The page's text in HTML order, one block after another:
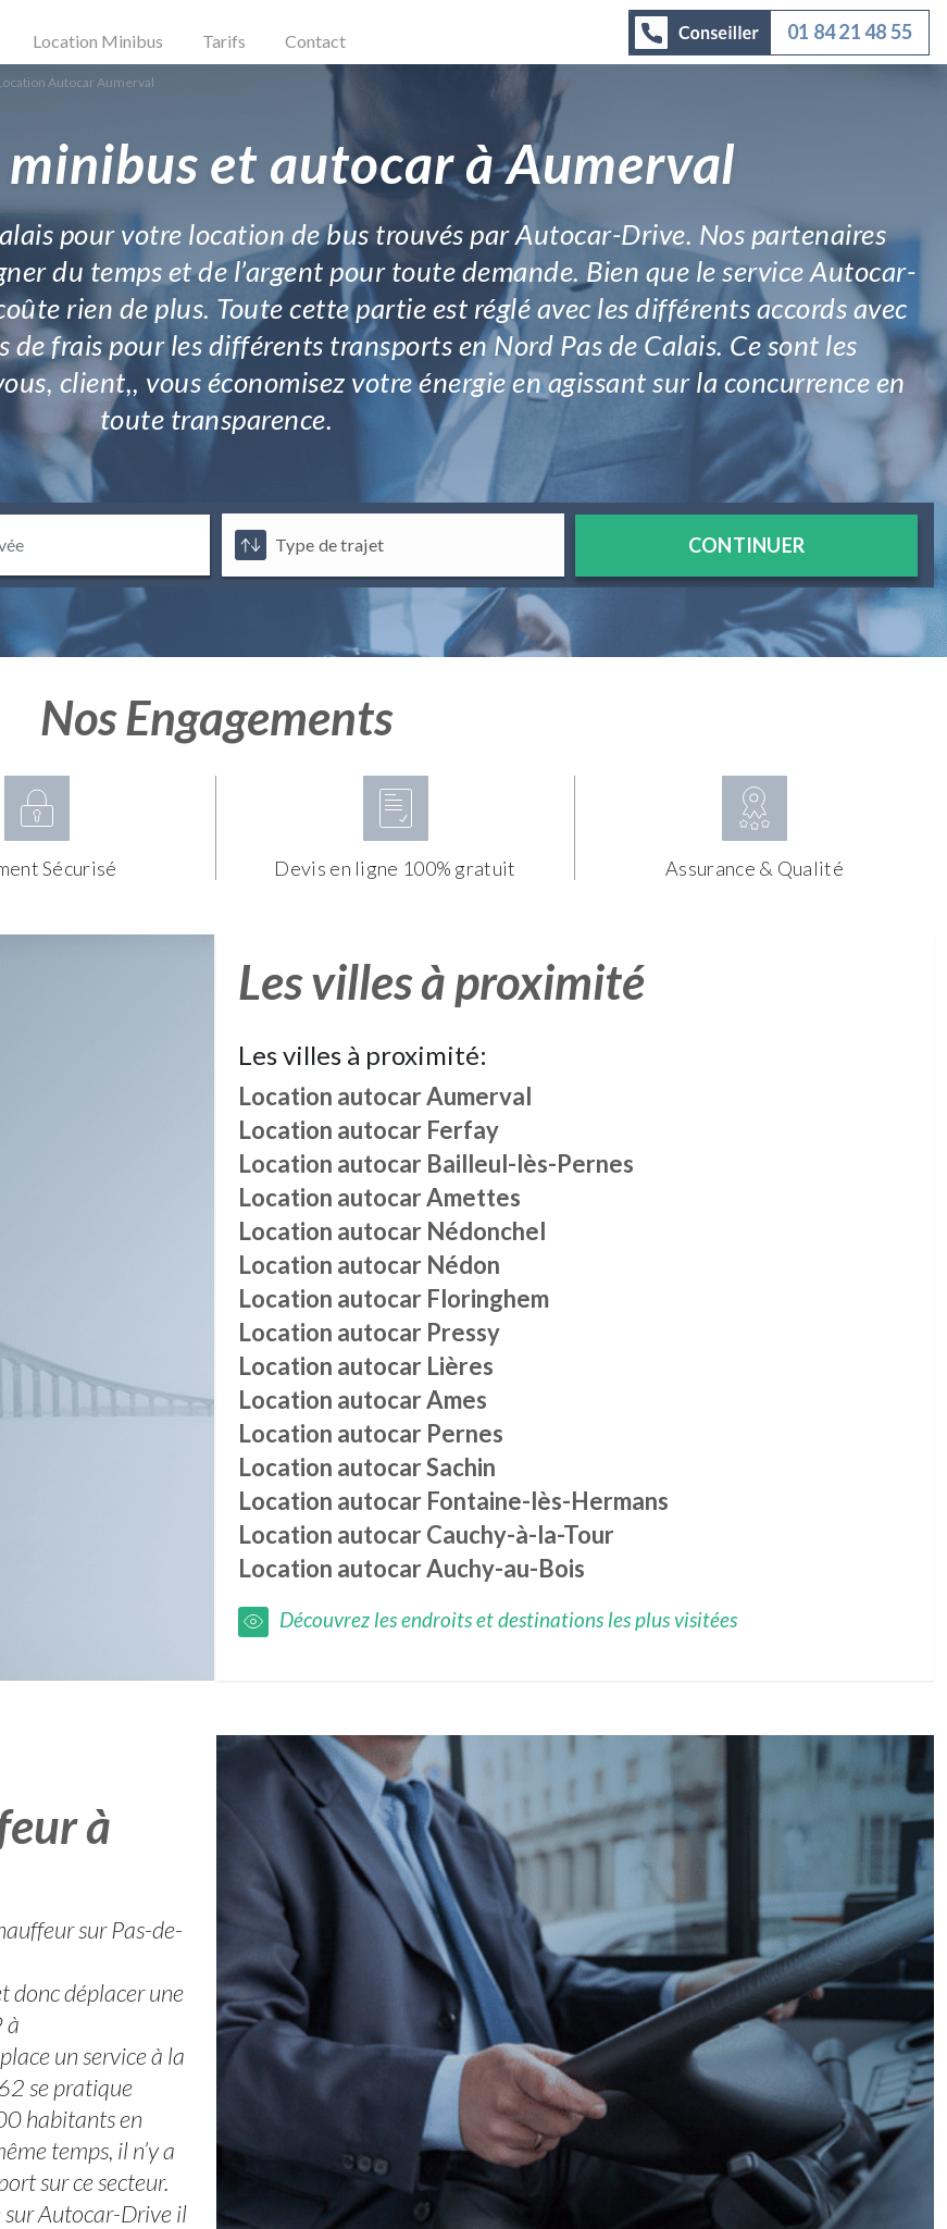
Location Minibus Tarifs Contact 01 84 21 48 55
Autocar Aumerval
et autocar à Aumerval
pour votre location de bus trouvés par Autocar-Drive. Nos partenaires
du temps et de l’argent pour toute demande. Bien que le service Autocar-
rien de plus. Toute cette partie est réglé avec les différents accords avec
de frais pour les différents transports en Nord Pas de Calais. Ce sont les
client,, vous économisez votre énergie en agissant sur la concurrence en
toute transparence.
CONTINUER
Nos Engagements
Sécurisé Devis en ligne 100% gratuit Assurance & Qualité
Les villes à proximité
Les villes à proximité:
Location autocarAumerval
Location autocar Ferfay
Location autocar Bailleul-lès-Pernes
Location autocarAmettes
Location autocar Nédonchel
Location autocar Nédon
Location autocar Floringhem
Location autocar Pressy
Location autocar Lières
Location autocarAmes
Location autocar Pernes
Location autocarSachin
Location autocar Fontaine-lès-Hermans
Location autocarCauchy-à-la-Tour
Location autocarAuchy-au-Bois
Découvrez les endroits et destinations les plus visitées
à
sur Pas-de-
donc déplacer une
à
un service à la
se pratique
habitants en
temps, il n’y a
sur ce secteur.
sur Autocar-Drive il